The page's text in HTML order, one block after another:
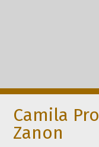
Camila
Zanon